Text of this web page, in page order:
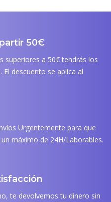
50€
superiores a 50€ tendrás los
El descuento se aplica al
Urgentemente para que
máximo de 24H/Laborables.
te devolvemos tu dinero sin